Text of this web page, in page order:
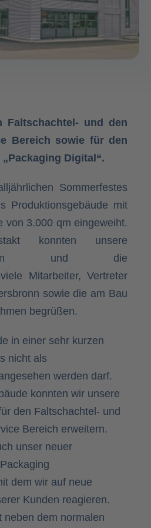
Faltschachtel- und den
Bereich sowie für den
Digital“.
Sommerfestes
Produktionsgebäude mit
von 3.000 qm eingeweiht.
konnten unsere
und die
Mitarbeiter, Vertreter
sowie die am Bau
begrüßen.
in einer sehr kurzen
nicht als
werden darf.
konnten wir unsere
den Faltschachtel- und
Bereich erweitern.
unser neuer
dem wir auf neue
Kunden reagieren.
neben dem normalen